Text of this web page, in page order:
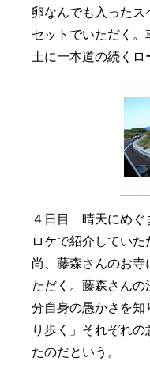
卵なんでも入った
セットでいただく
土に一本道の続くロ
４日目 晴天にめぐ
ロケで紹介してい
尚、藤森さんのお
ただく。藤森さんの
分自身の愚かさを
り歩く」それぞれ
たのだという。